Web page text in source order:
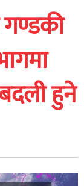
गण्डकी
हुने